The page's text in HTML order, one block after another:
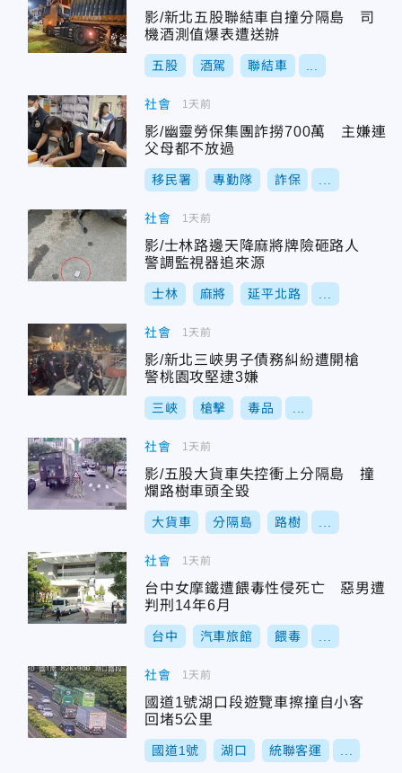
影/新北五股聯結車自撞分隔島 司
機酒測值爆表遭送辦
五股 酒駕 聯結車
社會
影/幽靈勞保集團詐撈700萬 主嫌連
父母都不放過
移民署 專勤隊 詐保
1天前
社會
影/士林路邊天降麻將牌險砸路人
警調監視器追來源
士林 麻將 延平北路
1天前
社會
影/新北三峽男子債務糾紛遭開槍
警桃園攻堅逮3嫌
三峽 槍擊 毒品
1天前
社會
影/五股大貨車失控衝上分隔島 撞
爛路樹車頭全毀
大貨車 分隔島 路樹
1天前
社會
台中女摩鐵遭餵毒性侵死亡 惡男遭
判刑14年6月
台中 汽車旅館 餵毒
1天前
社會
國道1號湖口段遊覽車擦撞自小客
回堵5公里
國道1號 湖口 統聯客運
1天前